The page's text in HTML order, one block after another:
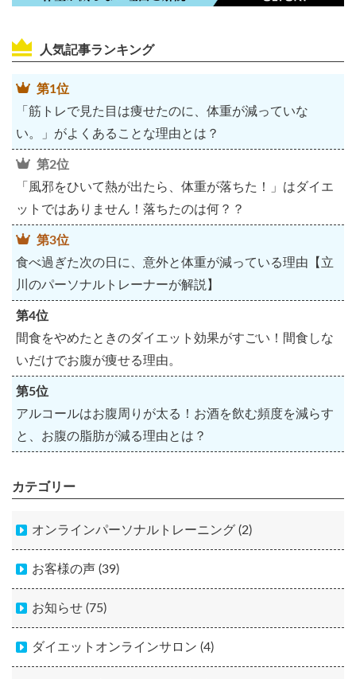
人気記事ランキング
第1位
「筋トレで見た目は痩せたのに、体重が減っていな
い。」がよくあることな理由とは？
第2位
「風邪をひいて熱が出たら、体重が落ちた！」はダイエ
ットではありません！落ちたのは何？？
第3位
食べ過ぎた次の日に、意外と体重が減っている理由【立
川のパーソナルトレーナーが解説】
第4位
間食をやめたときのダイエット効果がすごい！間食しな
いだけでお腹が痩せる理由。
第5位
アルコールはお腹周りが太る！お酒を飲む頻度を減らす
と、お腹の脂肪が減る理由とは？
カテゴリー
オンラインパーソナルトレーニング (2)
お客様の声 (39)
お知らせ (75)
ダイエットオンラインサロン (4)